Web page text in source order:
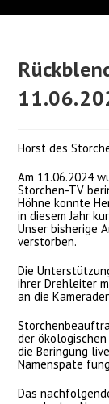
Horst des
Am 11.06.2024
Storchen-TV
Höhne konnte
in diesem Jahr
Unser bisherige
verstorben.
Die
ihrer Drehleiter
an die
der
die Beringung
Namenspate
Das